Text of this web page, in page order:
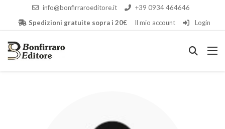
info@bonfirraroeditore.it
+39 0934 464646
Spedizioni gratuite sopra i 20€
Il mio account Login